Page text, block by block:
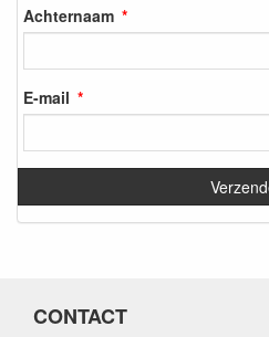
Achternaam
E-mail
CONTACT